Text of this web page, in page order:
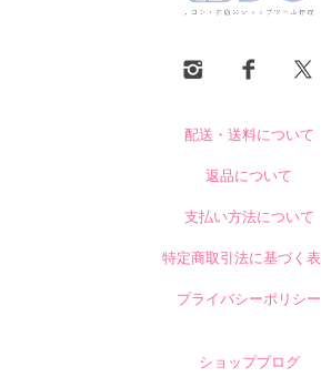
配送・送料について
返品について
支払い方法について
特定商取引法に基づく
プライバシーポリシー
ショップブログ